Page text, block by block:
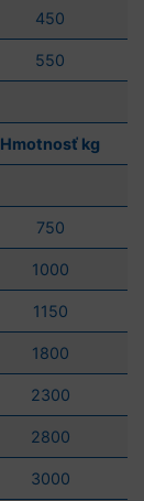
450
550
Hmotnosť kg
750
1000
1150
1800
2300
2800
3000